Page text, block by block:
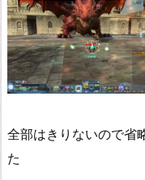
全部はきりないので省
た